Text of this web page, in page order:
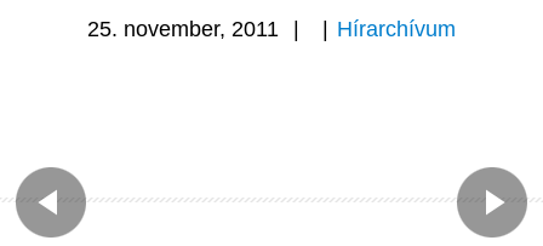
25. november, 2011 Hírarchívum